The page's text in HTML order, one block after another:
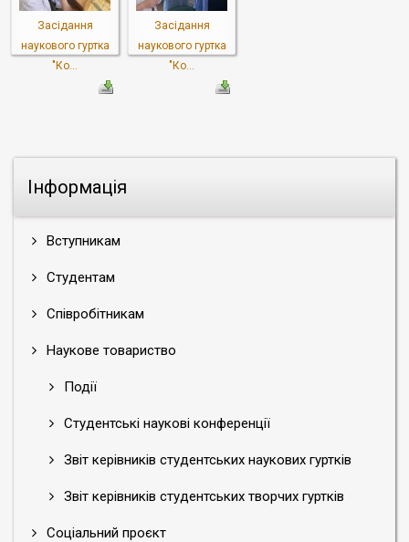
Інформація
Вступникам
Студентам
Співробітникам
Наукове товариство
Події
Студентські наукові конференції
Звіт керівників студентських наукових гуртків
Звіт керівників студентських творчих гуртків
Соціальний проєкт
Засідання
наукового гуртка
"Ко...
Засідання
наукового гуртка
"Ко...